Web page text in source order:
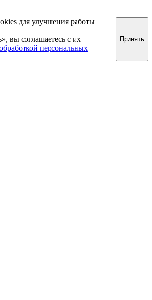
для улучшения работы
вы соглашаетесь с их
обработкой персональных
Принять